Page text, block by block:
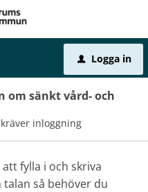
u Logga in
om sänkt vård- och
inloggning
fylla i och skriva
så behöver du